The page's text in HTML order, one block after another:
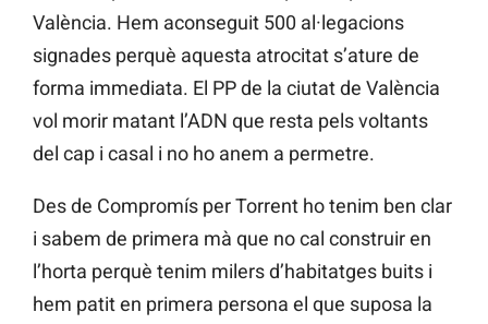
València. Hem aconseguit 500 al·legacions
signades perquè aquesta atrocitat s’ature de
forma immediata. El PP de la ciutat de València
vol morir matant l’ADN que resta pels voltants
del cap i casal i no ho anem a permetre.
Des de Compromís per Torrent ho tenim ben clar
i sabem de primera mà que no cal construir en
l’horta perquè tenim milers d’habitatges buits i
hem patit en primera persona el que suposa la